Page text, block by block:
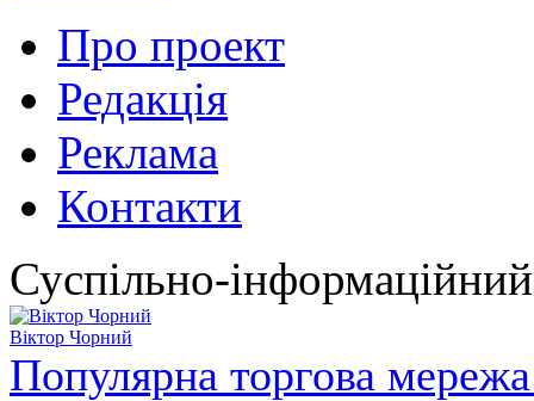
Про проект
Редакція
Реклама
Контакти
Суспільно-
Віктор Чорний
Популярна торгова